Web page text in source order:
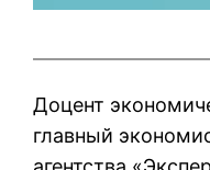
Доцент
главный